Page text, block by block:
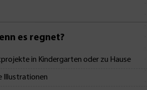
es regnet?
in Kindergarten oder zu Hause
Illustrationen